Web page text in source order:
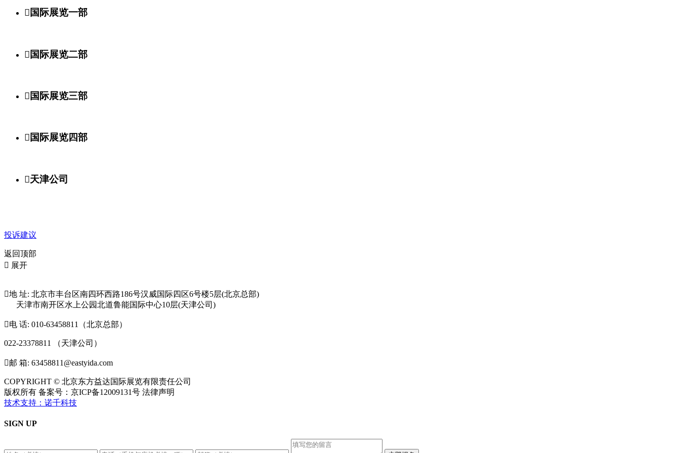
国际展览一部
国际展览二部
国际展览三部
国际展览四部
天津公司
投诉建议
返回顶部
 展开
地 址: 北京市丰台区南四环西路186号汉威国际四区6号楼5层(北京总部)
天津市南开区水上公园北道鲁能国际中心10层(天津公司)
电 话: 010-63458811（北京总部）
022-23378811 （天津公司）
邮 箱: 63458811@eastyida.com
COPYRIGHT © 北京东方益达国际展览有限责任公司
版权所有 备案号：京ICP备12009131号 法律声明
技术支持：诺千科技
SIGN UP